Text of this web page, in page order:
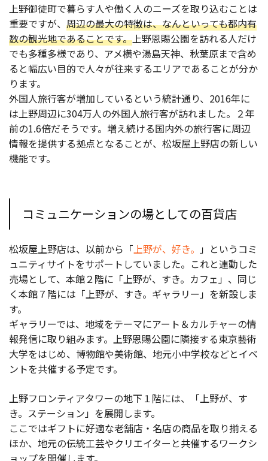
上野御徒町で暮らす人や働く人のニーズを取り込むことは
重要ですが、 周辺の最大の特徴は、なんといっても都内有
数の観光地であることです。 上野恩賜公園を訪れる人だけ
でも多種多様であり、アメ横や湯島天神、秋葉原まで含め
ると幅広い目的で人々が往来するエリアであることが分か
ります。
外国人旅行客が増加しているという統計通り、2016年に
は上野周辺に304万人の外国人旅行客が訪れました。２年
前の1.6倍だそうです。増え続ける国内外の旅行客に周辺
情報を提供する拠点となることが、松坂屋上野店の新しい
機能です。
コミュニケーションの場としての百貨店
松坂屋上野店は、以前から「 上野が、好き。 」というコミ
ュニティサイトをサポートしていました。これと連動した
売場として、本館２階に「上野が、すき。カフェ」、同じ
く本館７階には「上野が、すき。ギャラリー」を新設しま
す。
ギャラリーでは、地域をテーマにアート＆カルチャーの情
報発信に取り組みます。上野恩賜公園に隣接する東京藝術
大学をはじめ、博物館や美術館、地元小中学校などとイベ
ントを共催する予定です。
上野フロンティアタワーの地下１階には、「上野が、す
き。ステーション」を展開します。
ここではギフトに好適な老舗店・名店の商品を取り揃える
ほか、地元の伝統工芸やクリエイターと共催するワークシ
ョップを開催します。